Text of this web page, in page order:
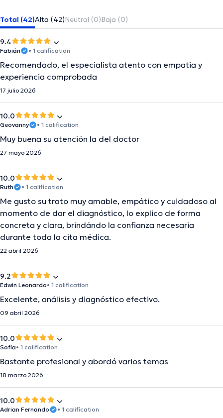
Total (42)Alta (42)Neutral (0)Baja (0)
9.4
Fabián • 1 calification
Recomendado, el especialista atento con empatia y
experiencia comprobada
17 julio 2026
10.0
Geovanny • 1 calification
Muy buena su atención la del doctor
27 mayo 2026
10.0
Ruth • 1 calification
Me gusto su trato muy amable, empático y cuidadoso al
momento de dar el diagnóstico, lo explico de forma
concreta y clara, brindándo la confianza necesaria
durante toda la cita médica.
22 abril 2026
9.2
Edwin Leonardo• 1 calification
Excelente, análisis y diagnóstico efectivo.
09 abril 2026
10.0
Sofía• 1 calification
Bastante profesional y abordó varios temas
18 marzo 2026
10.0
Adrian Fernando • 1 calification